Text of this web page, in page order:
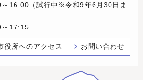
～16:00（試行中※令和9年6月30日ま
～17:15
役所へのアクセス お問い合わせ